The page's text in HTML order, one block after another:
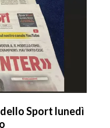
dello Sport lunedì